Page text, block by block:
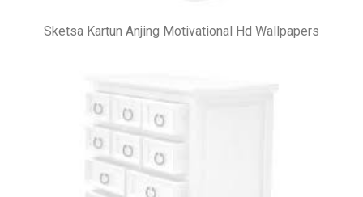
Sketsa Kartun Anjing Motivational Hd Wallpapers